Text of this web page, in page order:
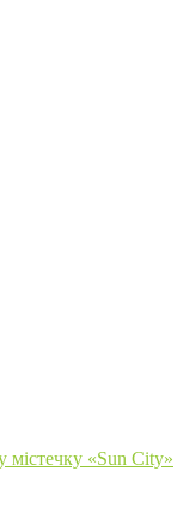
містечку «Sun City»